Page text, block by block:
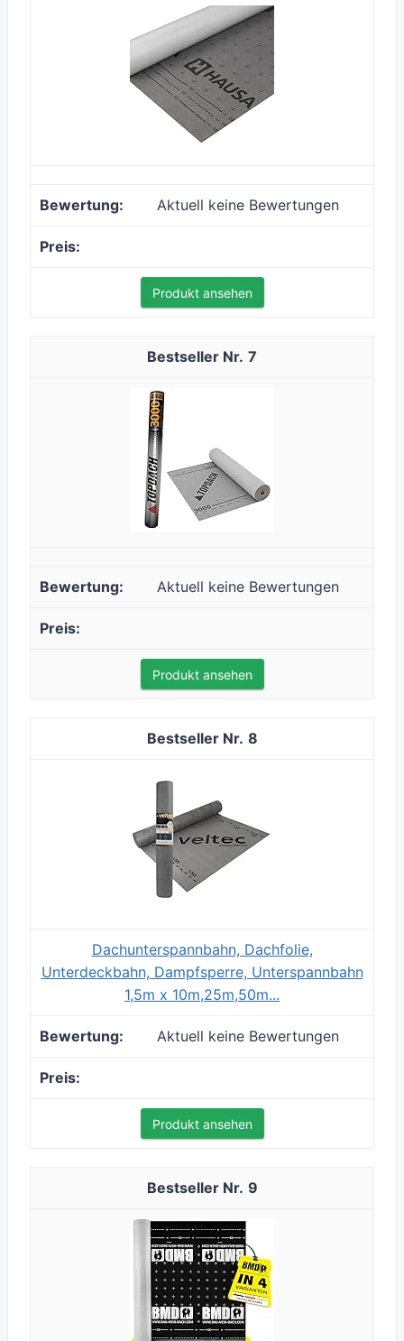
Aktuell keine Bewertungen
Produkt ansehen
7
Aktuell keine Bewertungen
Produkt ansehen
8
Dachunterspannbahn, Dachfolie,
Unterdeckbahn, Dampfsperre, Unterspannbahn
1,5m x 10m,25m,50m...
Aktuell keine Bewertungen
Produkt ansehen
9